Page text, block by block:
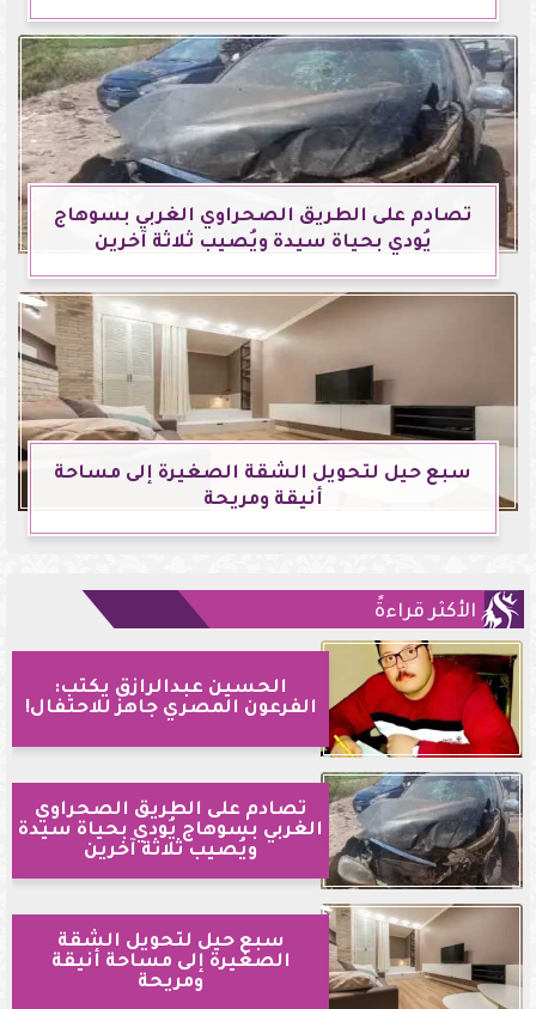
تصادم على الطريق الصحراوي الغربي بسوهاج
يُودي بحياة سيدة ويُصيب ثلاثة آخرين
سبع حيل لتحويل الشقة الصغيرة إلى مساحة
أنيقة ومريحة
الأكثر قراءةً
الحسين عبدالرازق يكتب:
الفرعون المصري جاهز للاحتفال!
تصادم على الطريق الصحراوي
الغربي بسوهاج يُودي بحياة سيدة
ويُصيب ثلاثة آخرين
سبع حيل لتحويل الشقة
الصغيرة إلى مساحة أنيقة
ومريحة